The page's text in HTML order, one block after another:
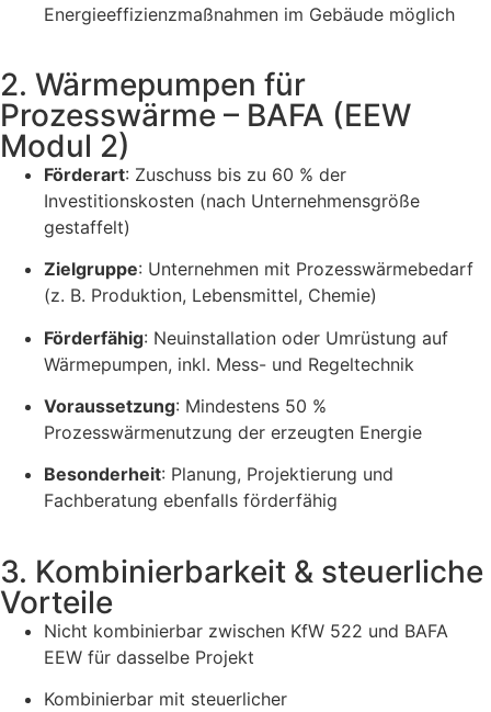
Energieeffizienzmaßnahmen im Gebäude möglich
2. Wärmepumpen für
Prozesswärme – BAFA (EEW
Modul 2)
Förderart: Zuschuss bis zu 60 % der
Investitionskosten (nach Unternehmensgröße
gestaffelt)
Zielgruppe: Unternehmen mit Prozesswärmebedarf
(z. B. Produktion, Lebensmittel, Chemie)
Förderfähig: Neuinstallation oder Umrüstung auf
Wärmepumpen, inkl. Mess- und Regeltechnik
Voraussetzung: Mindestens 50 %
Prozesswärmenutzung der erzeugten Energie
Besonderheit: Planung, Projektierung und
Fachberatung ebenfalls förderfähig
3. Kombinierbarkeit & steuerliche
Vorteile
Nicht kombinierbar zwischen KfW 522 und BAFA
EEW für dasselbe Projekt
Kombinierbar mit steuerlicher